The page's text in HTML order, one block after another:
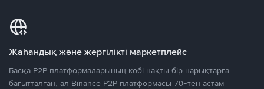
Жаһандық және жергілікті маркетплейс
Басқа P2P платформаларының көбі нақты бір нарықтарға
бағытталған, ал Binance P2P платформасы 70-тен астам